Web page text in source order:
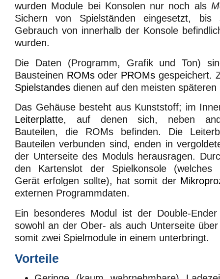
wurden Module bei Konsolen nur noch als
Sichern von Spielständen eingesetzt,
Gebrauch von innerhalb der Konsole
wurden.
Die Daten (Programm, Grafik und Ton)
Bausteinen ROMsoder PROMs gespeichert.
Spielstandes dienen auf den meisten
Das Gehäuse besteht aus Kunststoff; im
Leiterplatte, auf denen sich, neben
Bauteilen, die ROMs befinden. Die
Bauteilen verbunden sind, enden in
der Unterseite des Moduls herausragen.
den Kartenslot der Spielkonsole (welches
Gerät erfolgen sollte), hat somit der
externen Programmdaten.
Ein besonderes Modul ist der Double-
sowohl an der Ober- als auch Unterseite
somit zwei Spielmodule in einem unterbringt.
Vorteile